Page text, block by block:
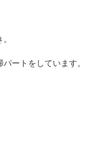
ートをしています。